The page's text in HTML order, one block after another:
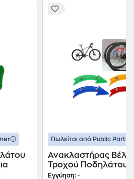
Πωλείται από Public
Ανακλαστήρας
Τροχού Ποδηλάτου
Τεμάχια
Εγγύηση: -